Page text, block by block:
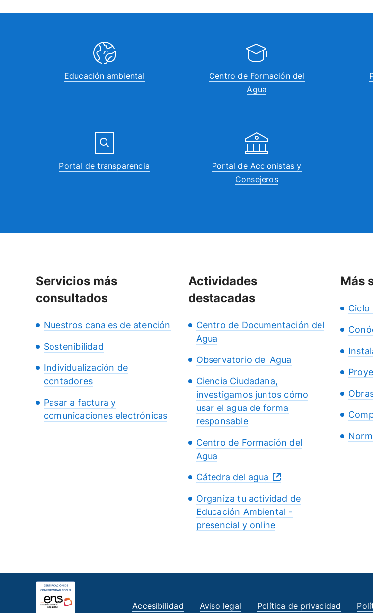
Educación ambiental
Centro de Formación del
Agua
Portal de transparencia
Portal de Accionistas y
Consejeros
Servicios más
consultados
Nuestros canales de atención
Sostenibilidad
Individualización de
contadores
Pasar a factura y
comunicaciones electrónicas
Actividades
destacadas
Centro de Documentación del
Agua
Observatorio del Agua
Ciencia Ciudadana,
investigamos juntos cómo
usar el agua de forma
responsable
Centro de Formación del
Agua
Cátedra del agua
Organiza tu actividad de
Educación Ambiental -
presencial y online
Más
Ciclo
Accesibilidad Aviso legal Política de privacidad